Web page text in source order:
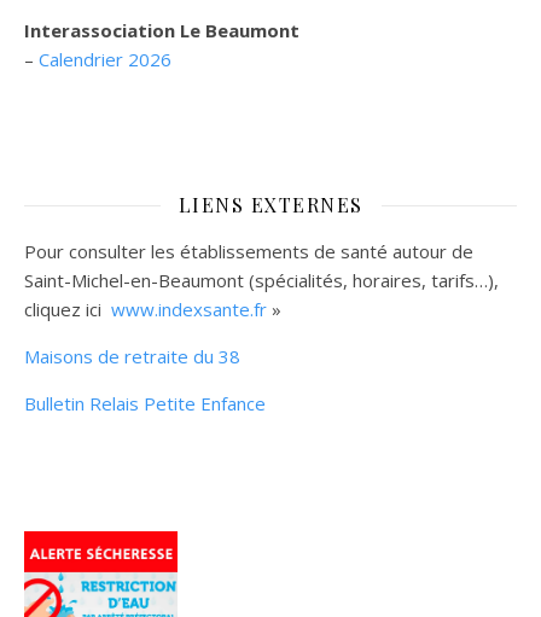
Interassociation Le Beaumont
– Calendrier 2026
LIENS EXTERNES
Pour consulter les établissements de santé autour de
Saint-Michel-en-Beaumont (spécialités, horaires, tarifs…),
cliquez ici www.indexsante.fr »
Maisons de retraite du 38
Bulletin Relais Petite Enfance